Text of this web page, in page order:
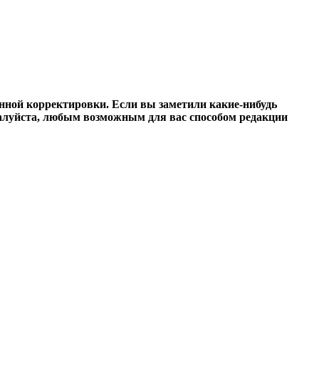
корректировки. Если вы заметили какие-нибудь
любым возможным для вас способом редакции